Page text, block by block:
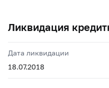
Ликвидация
Дата ликвидации
18.07.2018